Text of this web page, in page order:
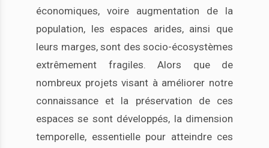
économiques, voire augmentation de la
population, les espaces arides, ainsi que
leurs marges, sont des socio-écosystèmes
extrêmement fragiles. Alors que de
nombreux projets visant à améliorer notre
connaissance et la préservation de ces
espaces se sont développés, la dimension
temporelle, essentielle pour atteindre ces